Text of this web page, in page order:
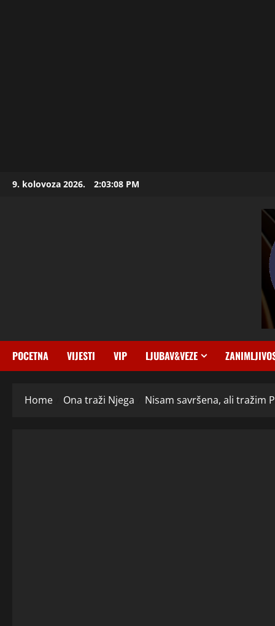
Skip9. kolovoza 2026. 2:03:09 PM
POCETNA VIJESTI VIP LJUBAV&VEZE
Home Ona traži Njega Nisam savršena, ali tražim